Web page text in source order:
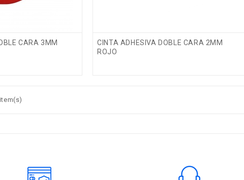
CARA 3MM
CINTA ADHESIVA DOBLE CARA 2MM
ROJO